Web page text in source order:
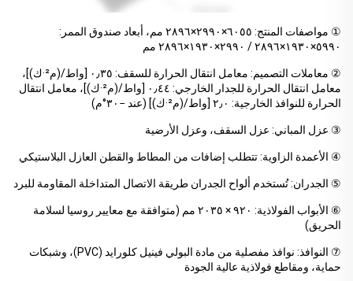
① مواصفات المنتج: ٦٠٥٥×٢٩٩٠×٢٨٩٦ مم، أبعاد صندوق الممر:
٥٩٩٠×١٩٣٠×٢٨٩٦ / ٢٩٩٠×١٩٣٠×٢٨٩٦ مم
② معاملات التصميم: معامل انتقال الحرارة للسقف: ٠٫٣٥ [واط/(م²·ك)]،
معامل انتقال الحرارة للجدار الخارجي: ٠٫٤٤ [واط/(م²·ك)]، معامل انتقال
الحرارة للنوافذ الخارجية: ٢٫٠ [واط/(م²·ك)] (عند −٣٠°م)
③ عزل المباني: عزل السقف، وعزل الأرضية
④ الأعمدة الزاوية: تتطلب إضافات من المطاط والقطن العازل البلاستيكي
⑤ الجدران: تُستخدم ألواح الجدران طريقة الاتصال المتداخلة المقاومة للبرد
⑥ الأبواب الفولاذية: ٩٢٠ × ٢٠٣٥ مم (متوافقة مع معايير روسيا لسلامة
الحريق)
⑦ النوافذ: نوافذ مفصلية من مادة البولي فينيل كلورايد (PVC)، وشبكات
حماية، ومقاطع فولاذية عالية الجودة